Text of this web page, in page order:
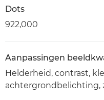
Dots
922,000
Aanpassingen
Helderheid, contrast,
achtergrondbelichting,